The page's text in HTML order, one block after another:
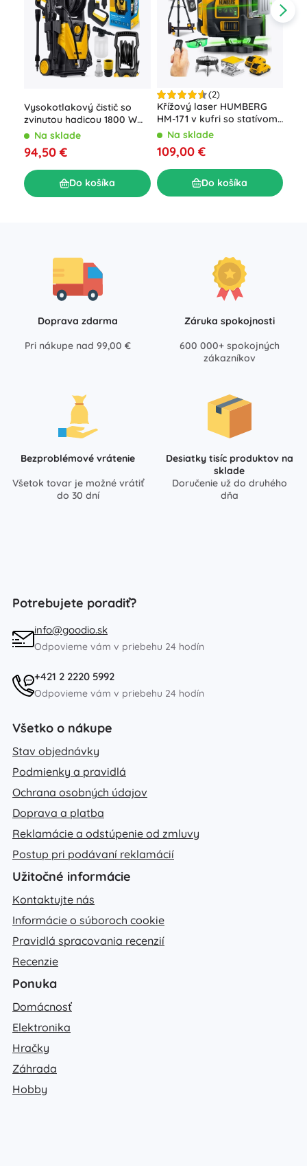
Vysokotlakový čistič so
zvinutou hadicou 1800 W
Humberg HM-300, 230
Na sklade
94,50 €
Do košíka
(2)
Křížový laser HUMBERG
HM-171 v kufri so statívom,
4D 16 línií, zelený lúč
Na sklade
109,00 €
Do košíka
Doprava zdarma
Pri nákupe nad 99,00 €
Záruka spokojnosti
600 000+ spokojných
zákazníkov
Bezproblémové vrátenie
Všetok tovar je možné vrátiť
do 30 dní
Desiatky tisíc produktov na
sklade
Doručenie už do druhého
dňa
Potrebujete poradiť?
info@goodio.sk
Odpovieme vám v priebehu 24 hodín
+421 2 2220 5992
Odpovieme vám v priebehu 24 hodín
Všetko o nákupe
Stav objednávky
Podmienky a pravidlá
Ochrana osobných údajov
Doprava a platba
Reklamácie a odstúpenie od zmluvy
Postup pri podávaní reklamácií
Užitočné informácie
Kontaktujte nás
Informácie o súboroch cookie
Pravidlá spracovania recenzií
Recenzie
Ponuka
Domácnosť
Elektronika
Hračky
Záhrada
Hobby